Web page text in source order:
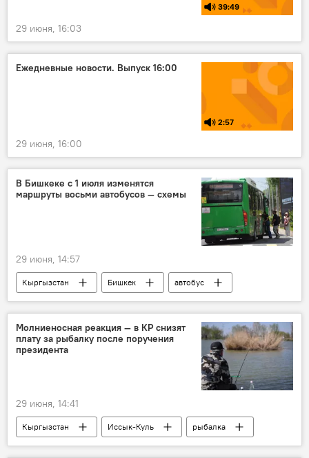
39:49
29 июня, 16:03
Ежедневные новости. Выпуск 16:00
2:57
29 июня, 16:00
В Бишкеке с 1 июля изменятся
маршруты восьми автобусов — схемы
29 июня, 14:57
Кыргызстан Бишкек
автобус
мэрия
изменения маршрут
Молниеносная реакция — в КР снизят
плату за рыбалку после поручения
президента
29 июня, 14:41
Кыргызстан Иссык-Куль
рыбалка
тарифы
проект